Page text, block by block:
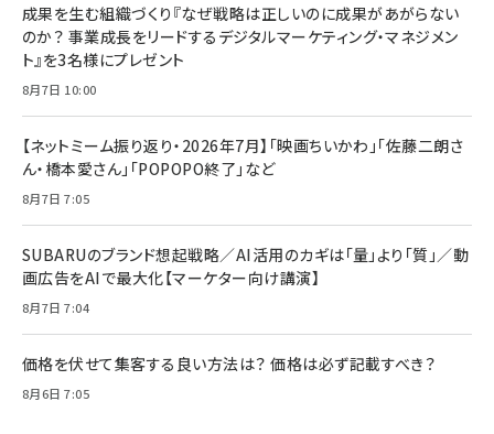
成果を生む組織づくり『なぜ戦略は正しいのに成果があがらない
のか？ 事業成長をリードするデジタルマーケティング・マネジメン
ト』を3名様にプレゼント
8月7日 10:00
【ネットミーム振り返り・2026年7月】「映画ちいかわ」「佐藤二朗さ
ん・橋本愛さん」「POPOPO終了」など
8月7日 7:05
SUBARUのブランド想起戦略／AI活用のカギは「量」より「質」／動
画広告をAIで最大化【マーケター向け講演】
8月7日 7:04
価格を伏せて集客する良い方法は？ 価格は必ず記載すべき？
8月6日 7:05